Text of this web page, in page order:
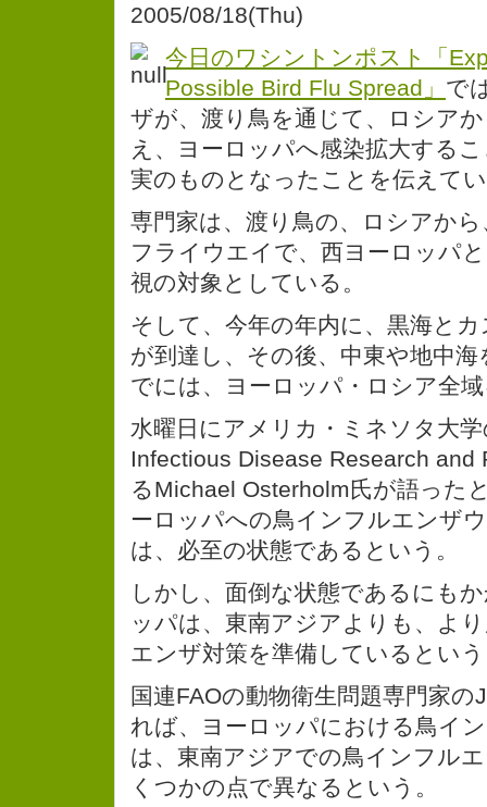
2005/08/18(Thu)
今日のワシントンポスト「
Possible Bird Flu Spread」 で
ザが、渡り鳥を通じて、ロシア
え、ヨーロッパへ感染拡大する
実のものとなったことを伝えて
専門家は、渡り鳥の、ロシアか
フライウエイで、西ヨーロッパ
視の対象としている。
そして、今年の年内に、黒海と
が到達し、その後、中東や地中
でには、ヨーロッパ・ロシア全
水曜日にアメリカ・ミネソタ大
Infectious Disease Research and
るMichael Osterholm氏が語った
ーロッパへの鳥インフルエンザ
は、必至の状態であるという。
しかし、面倒な状態であるにも
ッパは、東南アジアよりも、よ
エンザ対策を準備しているとい
国連FAOの動物衛生問題専門家
れば、ヨーロッパにおける鳥イ
は、東南アジアでの鳥インフル
くつかの点で異なるという。